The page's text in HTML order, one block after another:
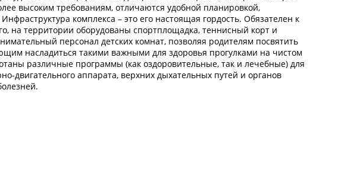
высоким требованиям, отличаются удобной планировкой,
комплекса – это его настоящая гордость. Обязателен к
на территории оборудованы спортплощадка, теннисный корт и
персонал детских комнат, позволяя родителям посвятить
насладиться такими важными для здоровья прогулками на чистом
различные программы (как оздоровительные, так и лечебные) для
двигательного аппарата, верхних дыхательных путей и органов